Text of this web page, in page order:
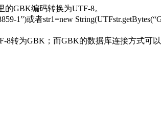
的GBK编码转换为UTF-8。
1”)或者str1=new
转为GBK；而GBK的数据库连接方式可